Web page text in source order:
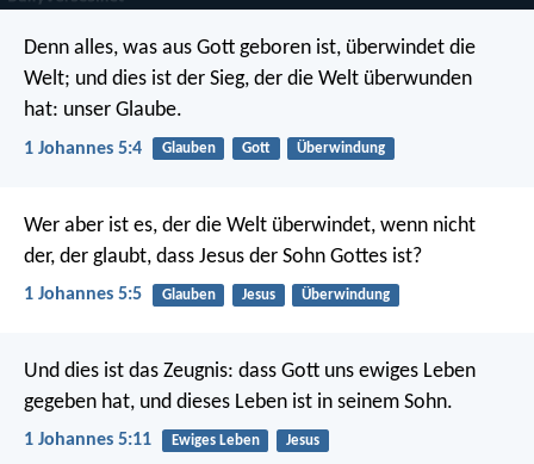
Denn alles, was aus Gott geboren ist, überwindet die
Welt; und dies ist der Sieg, der die Welt überwunden
hat: unser Glaube.
1 Johannes 5:4 Glauben Gott Überwindung
Wer aber ist es, der die Welt überwindet, wenn nicht
der, der glaubt, dass Jesus der Sohn Gottes ist?
1 Johannes 5:5 Glauben Jesus Überwindung
Und dies ist das Zeugnis: dass Gott uns ewiges Leben
gegeben hat, und dieses Leben ist in seinem Sohn.
1 Johannes 5:11 Ewiges Leben Jesus